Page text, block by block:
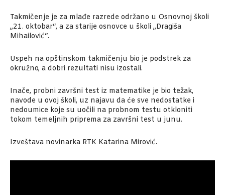
Takmičenje je za mlađe razrede održano u Osnovnoj školi
„21. oktobar“, a za starije osnovce u školi „Dragiša
Mihailović“.
Uspeh na opštinskom takmičenju bio je podstrek za
okružno, a dobri rezultati nisu izostali.
Inače, probni završni test iz matematike je bio težak,
navode u ovoj školi, uz najavu da će sve nedostatke i
nedoumice koje su uočili na probnom testu otkloniti
tokom temeljnih priprema za završni test u junu.
Izveštava novinarka RTK Katarina Mirović.